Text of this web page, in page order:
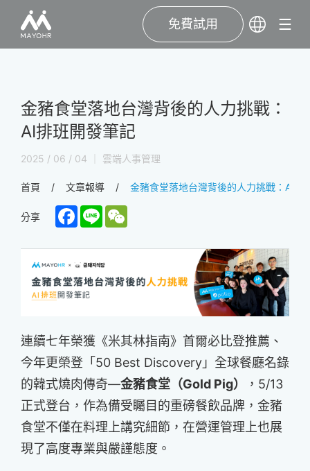
免費試用
金豬食堂落地台灣背後的人力挑戰：
AI排班開發筆記
2025 / 06 / 04 ｜ 雲端人事管理
首頁 文章報導 金豬食堂落地台灣背後的人力挑戰：AI排
分享 Facebook
Line
連續七年榮獲《米其林指南》首爾必比登推薦、
今年更榮登「50 Best Discovery」全球餐廳名錄
的韓式燒肉傳奇—金豬食堂（Gold Pig）
，5/13
正式登台，作為備受矚目的重磅餐飲品牌，金豬
食堂不僅在料理上講究細節，在營運管理上也展
現了高度專業與嚴謹態度。